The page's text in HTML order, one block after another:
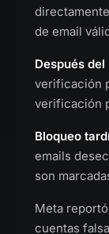
de email
Después
verificación
verificación
Bloqueo
emails
son
Meta
cuentas